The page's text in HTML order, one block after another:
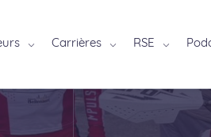
Carrières RSE